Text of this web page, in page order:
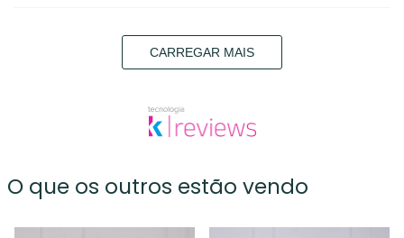
CARREGAR MAIS
O que os outros estão vendo